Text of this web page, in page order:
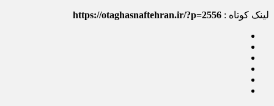
لینک کوتاه : https://otaghasnaftehran.ir/?p=2556